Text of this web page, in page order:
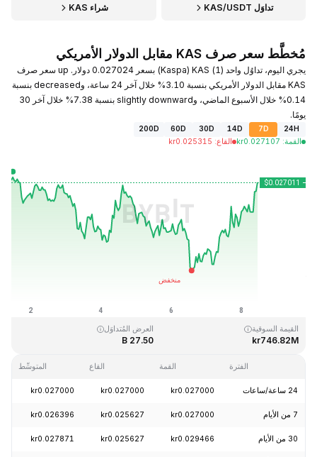
تداوَل KAS/USDT شراء KAS
مُخطَّط سعر صرف KAS مقابل الدولار الأمريكي
يجري اليوم، تداوُل واحد (1) KAS ‏(Kaspa) بسعر 0.027024 دولار. up سعر صرف
KAS مقابل الدولار الأمريكي بنسبة 3.10% خلال آخر 24 ساعة، وdecreased بنسبة
0.14% خلال الأسبوع الماضي، وslightly downward بنسبة 7.38% خلال آخر 30
يومًا.
24H
7D
14D
30D
60D
200D
القمة:
kr0.027107 القاع:
kr0.025315
القيمة السوقية
kr746.82M
العرض المُتداوَل
27.50 B
الفترة القمة القاع المتوسِّط
24 ساعة/ساعات kr0.027000
kr0.027000
kr0.027000
7 من الأيام kr0.027000
kr0.025627
kr0.026396
30 من الأيام kr0.029466
kr0.025627
kr0.027871